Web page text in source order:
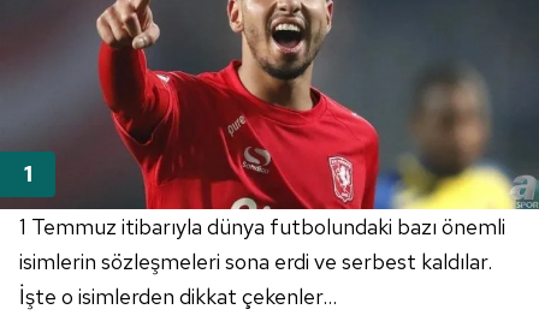
1 Temmuz itibarıyla dünya futbolundaki bazı önemli
isimlerin sözleşmeleri sona erdi ve serbest kaldılar.
İşte o isimlerden dikkat çekenler...